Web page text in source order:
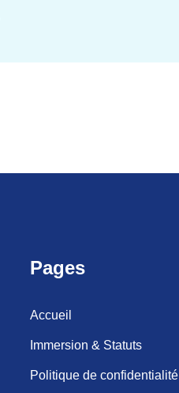
Pages
Accueil
Immersion & Statuts
Politique de confidentialité